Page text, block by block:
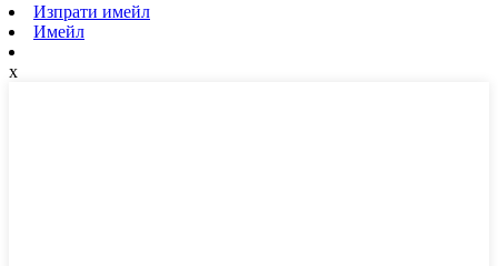
Изпрати имейл
Имейл
x